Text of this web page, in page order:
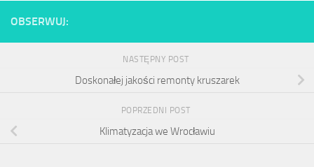
OBSERWUJ:
NASTĘPNY POST
Doskonałej jakości remonty kruszarek
POPRZEDNI POST
Klimatyzacja we Wrocławiu